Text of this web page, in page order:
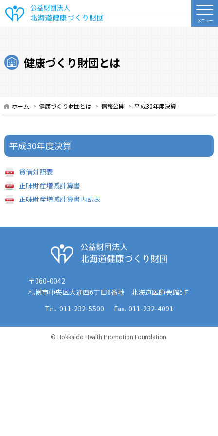
公益財団法人 北海道健康づくり財
健康づくり財団とは
ホーム 健康づくり財団とは 情報公開 平成30年度決算
平成30年度決算
貸借対照表
正味財産増減計算書
正味財産増減計算書内訳表
〒060-0042
札幌市中央区大通西6丁目6番地 北海道医師会館5Ｆ
011-232-5500
011-232-4091
© Hokkaido Health Promotion Foundation.